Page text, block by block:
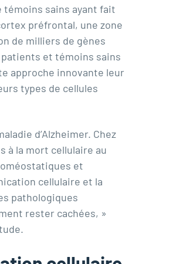
témoins sains ayant fait
préfrontal, une zone
de milliers de gènes
et témoins sains
approche innovante leur
types de cellules
d’Alzheimer. Chez
à la mort cellulaire au
et
cellulaire et la
pathologiques
rester cachées, »